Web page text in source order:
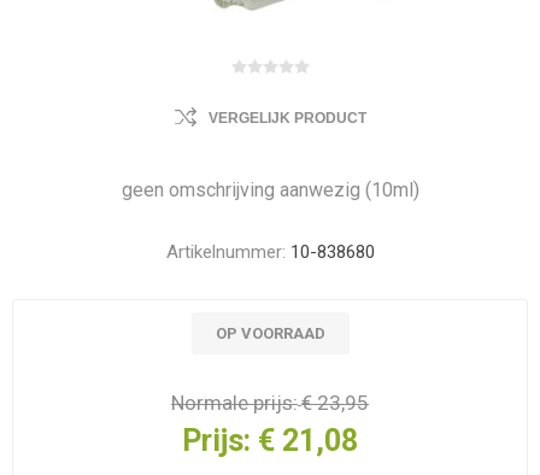
VERGELIJK PRODUCT
geen omschrijving aanwezig (10ml)
Artikelnummer: 10-838680
OP VOORRAAD
Normale prijs:€ 23,95
Prijs: € 21,08